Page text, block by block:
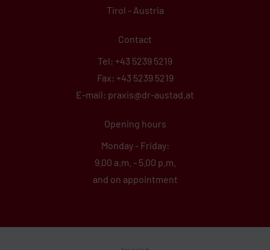
Tirol - Austria
Contact
Tel: +43 5239 5219
Fax: +43 5239 5219
E-mail: praxis@dr-austad.at
Opening hours
Monday - Friday:
9.00 a.m. - 5.00 p.m.
and on appointment